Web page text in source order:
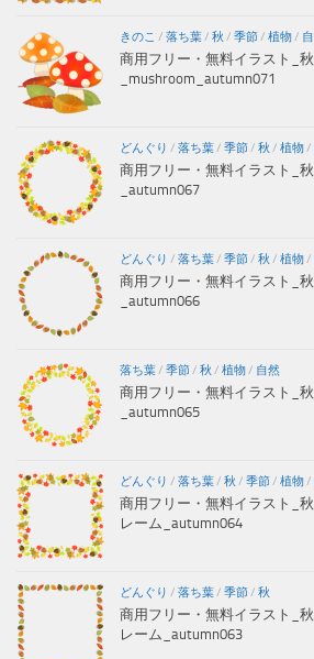
きのこ / 落ち葉/ 秋 / 季節/ 植物/
商用フリー・無料イラスト_
_mushroom_autumn071
どんぐり / 落ち葉/ 季節/ 秋 / 植物/
商用フリー・無料イラスト_
_autumn067
どんぐり / 落ち葉/ 季節/ 秋 / 植物/
商用フリー・無料イラスト_
_autumn066
落ち葉/ 季節/ 秋 / 植物/ 自然
商用フリー・無料イラスト_
_autumn065
どんぐり / 落ち葉/ 秋 / 季節/ 植物/
商用フリー・無料イラスト_
レーム_autumn064
どんぐり / 落ち葉/ 季節/ 秋
商用フリー・無料イラスト_
レーム_autumn063